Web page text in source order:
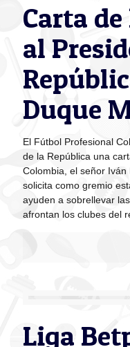
Carta de
al
Duque
El Fútbol Profesional
de la República una
Colombia, el señor
solicita como gremio
ayuden a sobrellevar
afrontan los clubes del
Liga